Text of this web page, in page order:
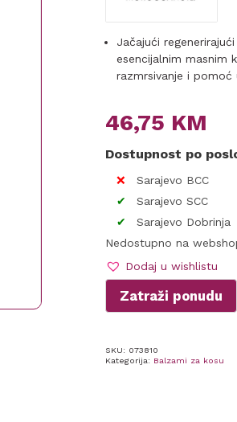
Jačajući
esencijalnim masnim
razmrsivanje i pomoć
46,75 KM
Dostupnost po
Sarajevo BCC
Sarajevo SCC
Sarajevo Dobrinja
Nedostupno na
Dodaj u wishlistu
Zatraži ponudu
SKU: 073810
Kategorija: Balzami za kosu